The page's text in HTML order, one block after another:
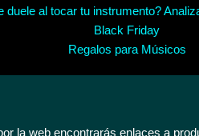
duele al tocar tu instrumento?
Black Friday
Regalos para Músicos
la web encontrarás enlaces a